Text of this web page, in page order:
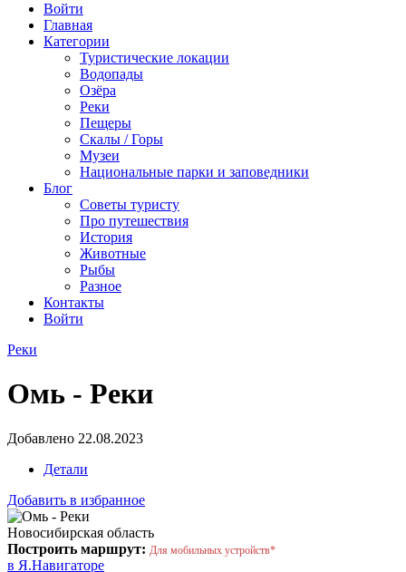
Войти
Главная
Категории
Туристические локации
Водопады
Озёра
Реки
Пещеры
Скалы / Горы
Музеи
Национальные парки и заповедники
Блог
Советы туристу
Про путешествия
История
Животные
Рыбы
Разное
Контакты
Войти
Реки
Омь - Реки
Добавлено 22.08.2023
Детали
Добавить в избранное
Новосибирская область
Построить маршрут: Для мобильных устройств*
в Я.Навигаторе